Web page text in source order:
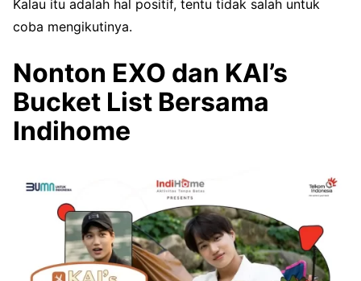
Kalau itu adalah hal positif, tentu tidak salah untuk
coba mengikutinya.
Nonton EXO dan KAI’s
Bucket List Bersama
Indihome